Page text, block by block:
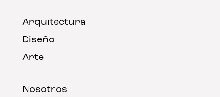
Arquitectura
Diseño
Arte
Nosotros